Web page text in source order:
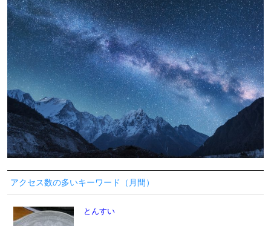
アクセス数の多いキーワード（月間）
とんすい